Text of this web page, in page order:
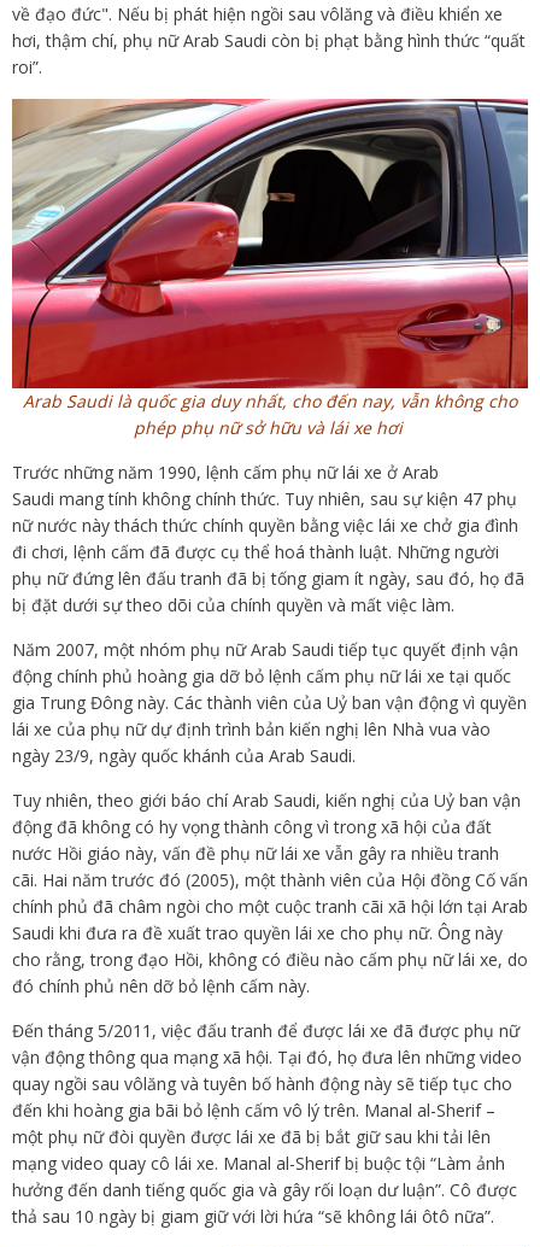
về đạo đức". Nếu bị phát hiện ngồi sau vôlăng và điều khiển xe
hơi, thậm chí, phụ nữ Arab Saudi còn bị phạt bằng hình thức “quất
roi”.
Arab Saudi là quốc gia duy nhất, cho đến nay, vẫn không cho
phép phụ nữ sở hữu và lái xe hơi
Trước những năm 1990, lệnh cấm phụ nữ lái xe ở Arab
Saudi mang tính không chính thức. Tuy nhiên, sau sự kiện 47 phụ
nữ nước này thách thức chính quyền bằng việc lái xe chở gia đình
đi chơi, lệnh cấm đã được cụ thể hoá thành luật. Những người
phụ nữ đứng lên đấu tranh đã bị tống giam ít ngày, sau đó, họ đã
bị đặt dưới sự theo dõi của chính quyền và mất việc làm.
Năm 2007, một nhóm phụ nữ Arab Saudi tiếp tục quyết định vận
động chính phủ hoàng gia dỡ bỏ lệnh cấm phụ nữ lái xe tại quốc
gia Trung Đông này. Các thành viên của Uỷ ban vận động vì quyền
lái xe của phụ nữ dự định trình bản kiến nghị lên Nhà vua vào
ngày 23/9, ngày quốc khánh của Arab Saudi.
Tuy nhiên, theo giới báo chí Arab Saudi, kiến nghị của Uỷ ban vận
động đã không có hy vọng thành công vì trong xã hội của đất
nước Hồi giáo này, vấn đề phụ nữ lái xe vẫn gây ra nhiều tranh
cãi. Hai năm trước đó (2005), một thành viên của Hội đồng Cố vấn
chính phủ đã châm ngòi cho một cuộc tranh cãi xã hội lớn tại Arab
Saudi khi đưa ra đề xuất trao quyền lái xe cho phụ nữ. Ông này
cho rằng, trong đạo Hồi, không có điều nào cấm phụ nữ lái xe, do
đó chính phủ nên dỡ bỏ lệnh cấm này.
Đến tháng 5/2011, việc đấu tranh để được lái xe đã được phụ nữ
vận động thông qua mạng xã hội. Tại đó, họ đưa lên những video
quay ngồi sau vôlăng và tuyên bố hành động này sẽ tiếp tục cho
đến khi hoàng gia bãi bỏ lệnh cấm vô lý trên. Manal al-Sherif –
một phụ nữ đòi quyền được lái xe đã bị bắt giữ sau khi tải lên
mạng video quay cô lái xe. Manal al-Sherif bị buộc tội “Làm ảnh
hưởng đến danh tiếng quốc gia và gây rối loạn dư luận”. Cô được
thả sau 10 ngày bị giam giữ với lời hứa “sẽ không lái ôtô nữa”.